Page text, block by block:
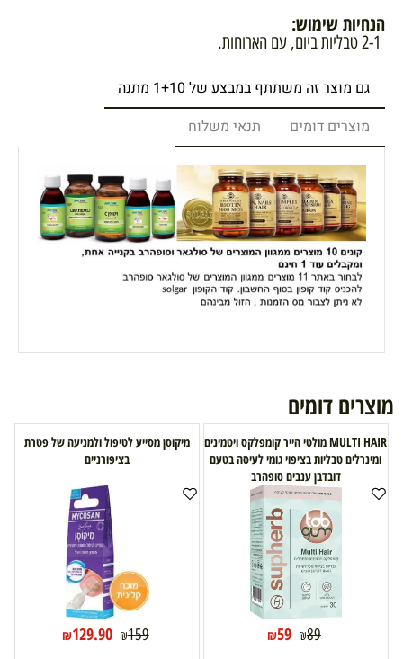
הנחיות שימוש:
2-1 טבליות ביום, עם הארוחות.
גם מוצר זה משתתף במבצע של 1+10 מתנה
מוצרים דומים
תנאי משלוח
מוצרים דומים
MULTI HAIR מולטי הייר קומפלקס ויטמינים
ומינרלים טבליות בציפוי גומי לעיסה בטעם
דובדבן ענבים סופהרב
₪89
₪59
מיקוסן מסייע לטיפול ולמניעה של פטרת
בציפורניים
₪159
₪129.90